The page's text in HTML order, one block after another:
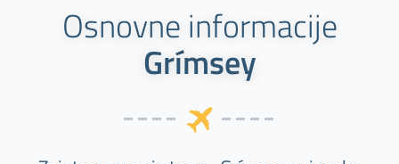
Osnovne informacije
Grímsey